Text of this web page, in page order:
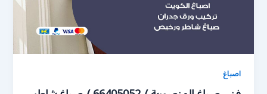
اصباغ